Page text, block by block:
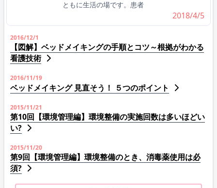
ともに生活の場です。患者
2018/4/5
2016/12/1
【図解】ベッドメイキングの手順とコツ～根拠がわかる
看護技術
2016/11/19
ベッドメイキング 見直そう！ ５つのポイント
2015/11/21
第10回【環境管理編】環境整備の実施回数は多いほどい
い?
2015/11/20
第9回【環境管理編】環境整備のとき、消毒薬使用は必
須?